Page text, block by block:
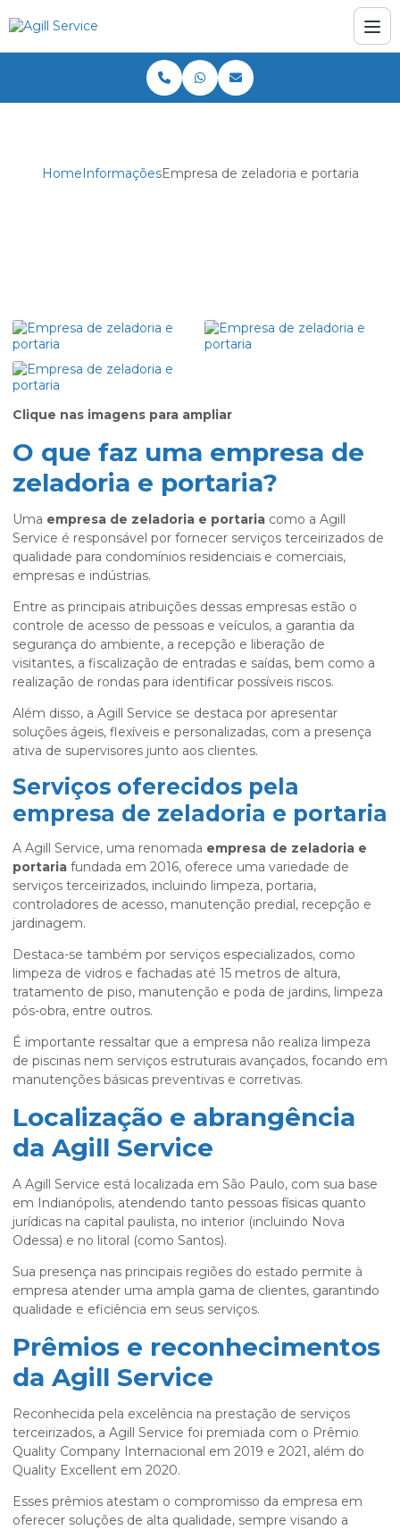
HomeInformaçõesEmpresa de zeladoria e portaria
Clique nas imagens para ampliar
O que faz uma empresa de
zeladoria e portaria?
Uma empresa de zeladoria e portaria como a Agill
Service é responsável por fornecer serviços terceirizados de
qualidade para condomínios residenciais e comerciais,
empresas e indústrias.
Entre as principais atribuições dessas empresas estão o
controle de acesso de pessoas e veículos, a garantia da
segurança do ambiente, a recepção e liberação de
visitantes, a fiscalização de entradas e saídas, bem como a
realização de rondas para identificar possíveis riscos.
Além disso, a Agill Service se destaca por apresentar
soluções ágeis, flexíveis e personalizadas, com a presença
ativa de supervisores junto aos clientes.
Serviços oferecidos pela
empresa de zeladoria e portaria
A Agill Service, uma renomada empresa de zeladoria e
portaria fundada em 2016, oferece uma variedade de
serviços terceirizados, incluindo limpeza, portaria,
controladores de acesso, manutenção predial, recepção e
jardinagem.
Destaca-se também por serviços especializados, como
limpeza de vidros e fachadas até 15 metros de altura,
tratamento de piso, manutenção e poda de jardins, limpeza
pós-obra, entre outros.
É importante ressaltar que a empresa não realiza limpeza
de piscinas nem serviços estruturais avançados, focando em
manutenções básicas preventivas e corretivas.
Localização e abrangência
da Agill Service
A Agill Service está localizada em São Paulo, com sua base
em Indianópolis, atendendo tanto pessoas físicas quanto
jurídicas na capital paulista, no interior (incluindo Nova
Odessa) e no litoral (como Santos).
Sua presença nas principais regiões do estado permite à
empresa atender uma ampla gama de clientes, garantindo
qualidade e eficiência em seus serviços.
Prêmios e reconhecimentos
da Agill Service
Reconhecida pela excelência na prestação de serviços
terceirizados, a Agill Service foi premiada com o Prêmio
Quality Company Internacional em 2019 e 2021, além do
Quality Excellent em 2020.
Esses prêmios atestam o compromisso da empresa em
oferecer soluções de alta qualidade, sempre visando a